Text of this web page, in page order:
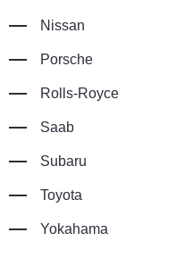
Nissan
Porsche
Rolls-Royce
Saab
Subaru
Toyota
Yokahama